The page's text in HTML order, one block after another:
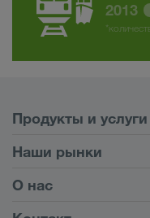
2013
Продукты и услуги
Автомобильные
Клиентский портал
Наши рынки
Европа
О нас
Информация о